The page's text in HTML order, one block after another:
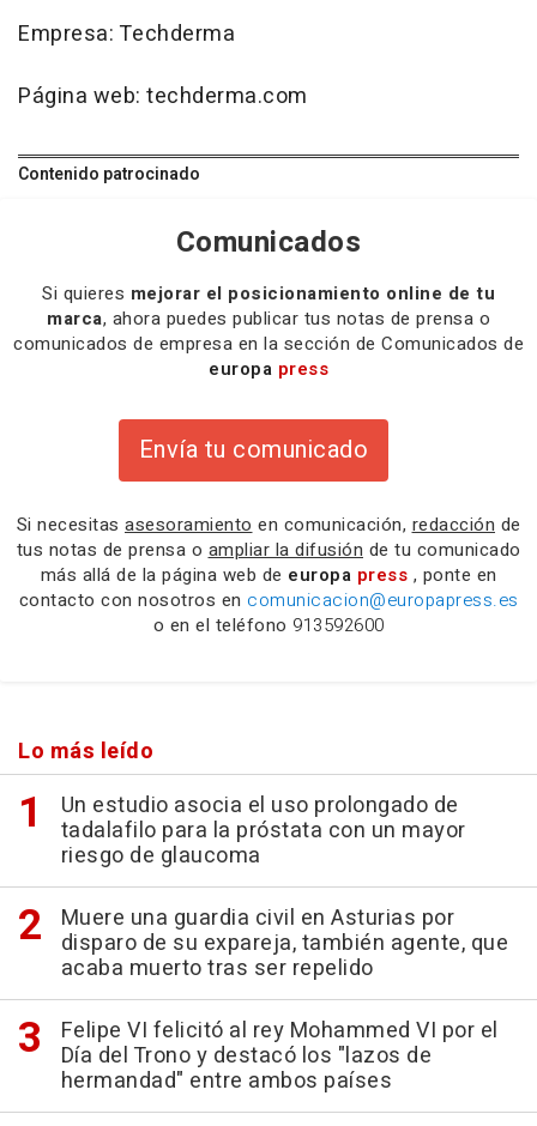
Empresa: Techderma
Página web: techderma.com
Contenido patrocinado
Comunicados
Si quieres mejorar el posicionamiento online de tu
marca, ahora puedes publicar tus notas de prensa o
comunicados de empresa en la sección de Comunicados de
europa press
Envía tu comunicado
Si necesitas asesoramiento en comunicación, redacción de
tus notas de prensa o ampliar la difusión de tu comunicado
más allá de la página web de europa press , ponte en
contacto con nosotros en comunicacion@europapress.es
o en el teléfono 913592600
Lo más leído
Un estudio asocia el uso prolongado de
tadalafilo para la próstata con un mayor
riesgo de glaucoma
Muere una guardia civil en Asturias por
disparo de su expareja, también agente, que
acaba muerto tras ser repelido
Felipe VI felicitó al rey Mohammed VI por el
Día del Trono y destacó los "lazos de
hermandad" entre ambos países